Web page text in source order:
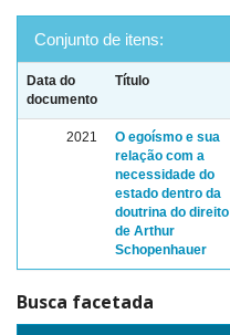
Conjunto de itens:
Data do
documento
Título
2021
O egoísmo e sua
relação com a
necessidade do
estado dentro da
doutrina do direito
de Arthur
Schopenhauer
Busca facetada